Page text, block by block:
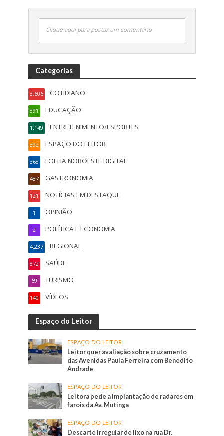
Clique aqui para postar um comentário
Categorias
COTIDIANO
3.606
EDUCAÇÃO
891
ENTRETENIMENTO/ESPORTES
1.149
ESPAÇO DO LEITOR
392
FOLHA NOROESTE DIGITAL
368
GASTRONOMIA
487
NOTÍCIAS EM DESTAQUE
121
OPINIÃO
1
POLÍTICA E ECONOMIA
2
REGIONAL
4.237
SAÚDE
872
TURISMO
69
VÍDEOS
140
Espaço do Leitor
ESPAÇO DO LEITOR
Leitor quer avaliação sobre cruzamento
das Avenidas Paula Ferreira com Benedito
Andrade
ESPAÇO DO LEITOR
Leitora pede a implantação de radares em
farois da Av. Mutinga
ESPAÇO DO LEITOR
Descarte irregular de lixo na rua Dr.